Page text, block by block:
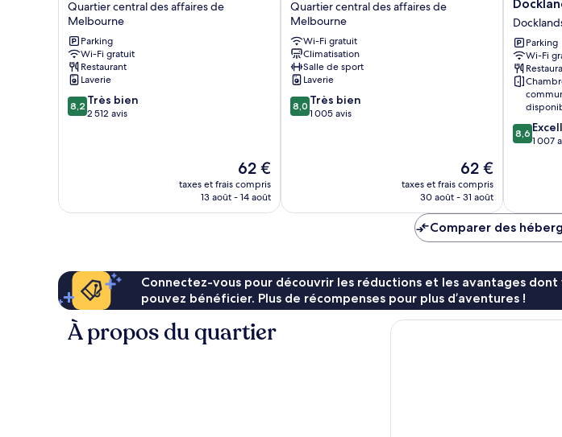
Hotel
Melbourne
Quartier
central
des
affaires
de
Melbourne
Quartier central des affaires de
Melbourne
Parking
Wi-Fi gratuit
Restaurant
Laverie
8.2
sur
8,2 Très bien
2 512 avis
Le
nouveau
prix
62 €
taxes et frais compris
13 août - 14 août
Kingsgate
Quartier
central
des
affaires
de
Melbourne
Quartier central des affaires de
Melbourne
Wi-Fi gratuit
Climatisation
Salle de sport
Laverie
8.0
sur
8,0 Très bien
1 005 avis
Le
nouveau
prix
de
62 €
62 €
taxes et frais compris
30 août - 31 août
Docklands
Parking
Wi-Fi
8.6
sur
8,6
1 007
Comparer des
Connectez-vous pour découvrir les réductions et les avantages dont
pouvez bénéficier. Plus de récompenses pour plus d’aventures !
À propos du quartier